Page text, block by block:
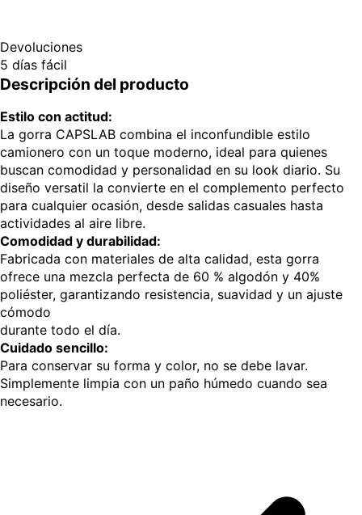
Devoluciones
5 días fácil
Descripción del producto
Estilo con actitud:
La gorra CAPSLAB combina el inconfundible estilo
camionero con un toque moderno, ideal para quienes
buscan comodidad y personalidad en su look diario. Su
diseño versatil la convierte en el complemento perfecto
para cualquier ocasión, desde salidas casuales hasta
actividades al aire libre.
Comodidad y durabilidad:
Fabricada con materiales de alta calidad, esta gorra
ofrece una mezcla perfecta de 60 % algodón y 40%
poliéster, garantizando resistencia, suavidad y un ajuste
cómodo
durante todo el día.
Cuidado sencillo:
Para conservar su forma y color, no se debe lavar.
Simplemente limpia con un paño húmedo cuando sea
necesario.